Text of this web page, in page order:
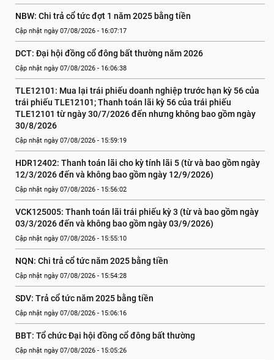
NBW: Chi trả cổ tức đợt 1 năm 2025 bằng tiền
Cập nhật ngày 07/08/2026 - 16:07:17
DCT: Đại hội đồng cổ đông bất thường năm 2026
Cập nhật ngày 07/08/2026 - 16:06:38
TLE12101: Mua lại trái phiếu doanh nghiệp trước hạn kỳ 56 của
trái phiếu TLE12101; Thanh toán lãi kỳ 56 của trái phiếu
TLE12101 từ ngày 30/7/2026 đến nhưng không bao gồm ngày
30/8/2026
Cập nhật ngày 07/08/2026 - 15:59:19
HDR12402: Thanh toán lãi cho kỳ tính lãi 5 (từ và bao gồm ngày
12/3/2026 đến và không bao gồm ngày 12/9/2026)
Cập nhật ngày 07/08/2026 - 15:56:02
VCK125005: Thanh toán lãi trái phiếu kỳ 3 (từ và bao gồm ngày
03/3/2026 đến và không bao gồm ngày 03/9/2026)
Cập nhật ngày 07/08/2026 - 15:55:10
NQN: Chi trả cổ tức năm 2025 bằng tiền
Cập nhật ngày 07/08/2026 - 15:54:28
SDV: Trả cổ tức năm 2025 bằng tiền
Cập nhật ngày 07/08/2026 - 15:06:16
BBT: Tổ chức Đại hội đồng cổ đông bất thường
Cập nhật ngày 07/08/2026 - 15:05:26